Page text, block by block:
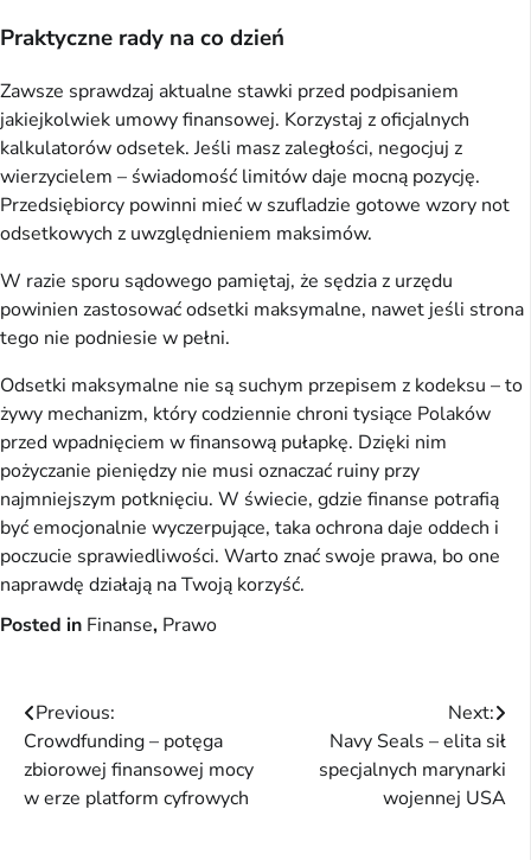
Praktyczne rady na co dzień
Zawsze sprawdzaj aktualne stawki przed podpisaniem
jakiejkolwiek umowy finansowej. Korzystaj z oficjalnych
kalkulatorów odsetek. Jeśli masz zaległości, negocjuj z
wierzycielem – świadomość limitów daje mocną pozycję.
Przedsiębiorcy powinni mieć w szufladzie gotowe wzory not
odsetkowych z uwzględnieniem maksimów.
W razie sporu sądowego pamiętaj, że sędzia z urzędu
powinien zastosować odsetki maksymalne, nawet jeśli strona
tego nie podniesie w pełni.
Odsetki maksymalne nie są suchym przepisem z kodeksu – to
żywy mechanizm, który codziennie chroni tysiące Polaków
przed wpadnięciem w finansową pułapkę. Dzięki nim
pożyczanie pieniędzy nie musi oznaczać ruiny przy
najmniejszym potknięciu. W świecie, gdzie finanse potrafią
być emocjonalnie wyczerpujące, taka ochrona daje oddech i
poczucie sprawiedliwości. Warto znać swoje prawa, bo one
naprawdę działają na Twoją korzyść.
Posted in Finanse, Prawo
Nawigacja
wpisu
Previous:
Crowdfunding – potęga
zbiorowej finansowej mocy
w erze platform cyfrowych
Next:
Navy Seals – elita sił
specjalnych marynarki
wojennej USA